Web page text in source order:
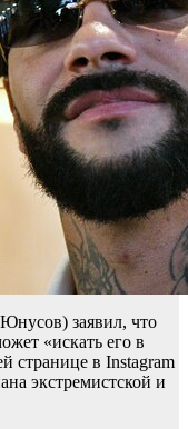
заявил, что
«искать его в
странице в Instagram
экстремистской и